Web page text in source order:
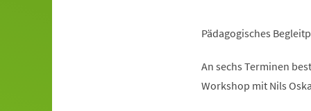
Pädagogisches
An sechs Terminen
Workshop mit Nils